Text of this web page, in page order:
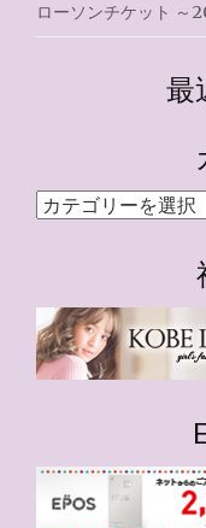
ローソンチケット ～
最
カ
ー